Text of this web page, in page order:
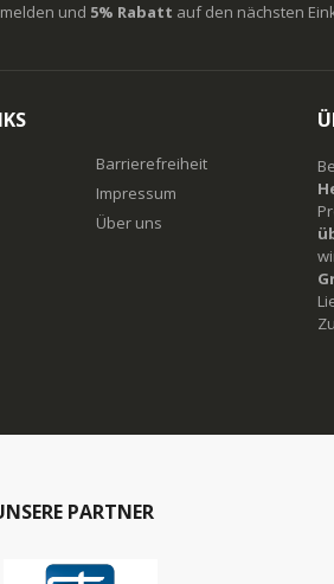
und 5% Rabatt auf den nächsten
Barrierefreiheit
Impressum
Über uns
PARTNER